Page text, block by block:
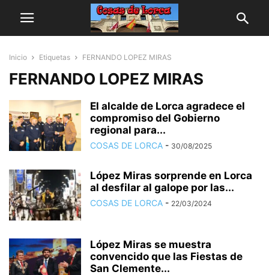
Inicio Etiquetas FERNANDO LOPEZ MIRAS
FERNANDO LOPEZ MIRAS
El alcalde de Lorca agradece el
compromiso del Gobierno
regional para...
COSAS DE LORCA - 30/08/2025
López Miras sorprende en Lorca
al desfilar al galope por las...
COSAS DE LORCA - 22/03/2024
López Miras se muestra
convencido que las Fiestas de
San Clemente...